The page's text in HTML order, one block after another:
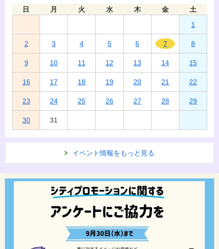
日 月 火 水 木 金
土
1
2 3 4 5 6 7 8
9 10 11 12 13 14 15
16 17 18 19 20 21 22
23 24 25 26 27 28 29
30 31
イベント情報をもっと見る